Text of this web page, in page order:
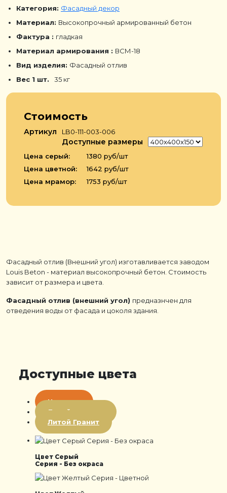
Категория: Фасадный декор
Материал: Высокопрочный армированный бетон
Фактура : гладкая
Материал армирования : ВСМ-18
Вид изделия: Фасадный отлив
Вес 1 шт.
35 кг
Стоимость
Артикул LB0-111-003-006
Доступные размеры
Цена серый:
1380 руб/шт
Цена цветной:
1642 руб/шт
Цена мрамор:
1753 руб/шт
Фасадный отлив (Внешний угол) изготавливается заводом
Louis Beton - материал высокопрочный бетон. Стоимость
зависит от размера и цвета.
Фасадный отлив (внешний угол) предназнчен для
отведения воды от фасада и цоколя здания.
Доступные цвета
Цветная
Литой мрамор
Литой Гранит
Цвет Серый
Серия - Без окраса